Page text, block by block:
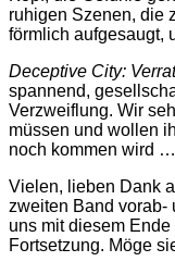
ruhigen Szenen, die
förmlich aufgesaugt,
Deceptive City:
spannend,
Verzweiflung. Wir
müssen und wollen
noch kommen wird
Vielen, lieben Dank
zweiten Band vorab-
uns mit diesem
Fortsetzung. Möge